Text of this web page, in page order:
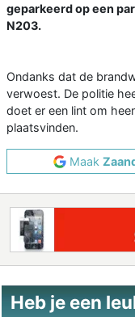
geparkeerd op een
N203.
Ondanks dat de
verwoest. De politie
doet er een lint om
plaatsvinden.
Maak
Heb je een